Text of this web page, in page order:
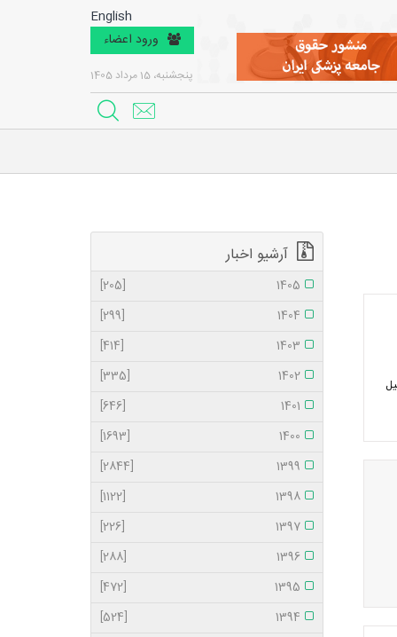
English
ورود اعضاء
پنجشنبه، 15 مرداد 1405
تحمیل
آرشیو اخبار
1405
[205]
1404
[299]
1403
[414]
1402
[335]
1401
[646]
1400
[1693]
1399
[2844]
1398
[1122]
1397
[226]
1396
[288]
1395
[472]
1394
[524]